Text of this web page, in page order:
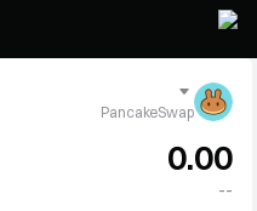
PancakeSwap
0.00
--